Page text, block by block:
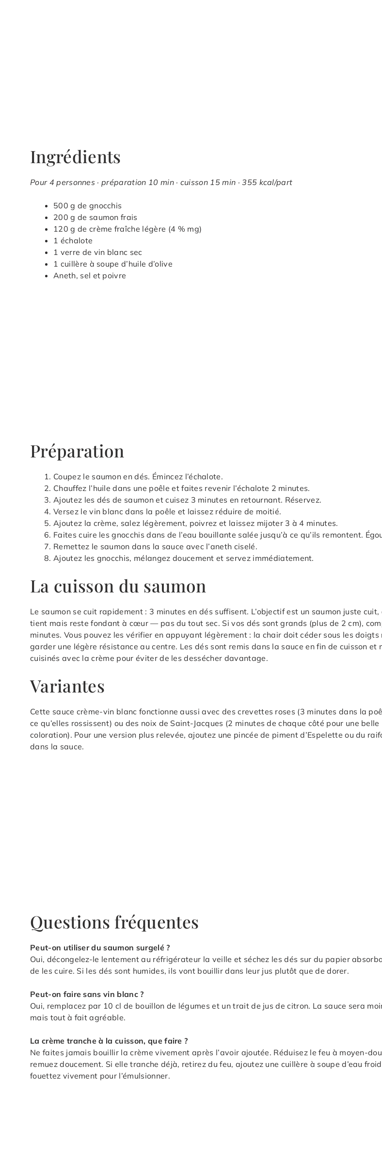
Ingrédients
Pour 4 personnes · préparation 10 min · cuisson 15 min · 355 kcal/part
500 g de gnocchis
200 g de saumon frais
120 g de crème fraîche légère (4 % mg)
1 échalote
1 verre de vin blanc sec
1 cuillère à soupe d’huile d’olive
Aneth, sel et poivre
Préparation
Coupez le saumon en dés. Émincez l’échalote.
Chauffez l’huile dans une poêle et faites revenir l’échalote 2 minutes.
Ajoutez les dés de saumon et cuisez 3 minutes en retournant. Réservez.
Versez le vin blanc dans la poêle et laissez réduire de moitié.
Ajoutez la crème, salez légèrement, poivrez et laissez mijoter 3 à 4 minutes.
Faites cuire les gnocchis dans de l’eau bouillante salée jusqu’à ce qu’ils remontent.
Remettez le saumon dans la sauce avec l’aneth ciselé.
Ajoutez les gnocchis, mélangez doucement et servez immédiatement.
La cuisson du saumon
Le saumon se cuit rapidement : 3 minutes en dés suffisent. L’objectif est un saumon juste cuit,
tient mais reste fondant à cœur — pas du tout sec. Si vos dés sont grands (plus de 2 cm),
minutes. Vous pouvez les vérifier en appuyant légèrement : la chair doit céder sous les doigts
garder une légère résistance au centre. Les dés sont remis dans la sauce en fin de cuisson et
cuisinés avec la crème pour éviter de les dessécher davantage.
Variantes
Cette sauce crème-vin blanc fonctionne aussi avec des crevettes roses (3 minutes dans la
ce qu’elles rossissent) ou des noix de Saint-Jacques (2 minutes de chaque côté pour une belle
coloration). Pour une version plus relevée, ajoutez une pincée de piment d’Espelette ou du
dans la sauce.
Questions fréquentes
Peut-on utiliser du saumon surgelé ?
Oui, décongelez-le lentement au réfrigérateur la veille et séchez les dés sur du papier
de les cuire. Si les dés sont humides, ils vont bouillir dans leur jus plutôt que de dorer.
Peut-on faire sans vin blanc ?
Oui, remplacez par 10 cl de bouillon de légumes et un trait de jus de citron. La sauce sera
mais tout à fait agréable.
La crème tranche à la cuisson, que faire ?
Ne faites jamais bouillir la crème vivement après l’avoir ajoutée. Réduisez le feu à moyen-
remuez doucement. Si elle tranche déjà, retirez du feu, ajoutez une cuillère à soupe d’eau
fouettez vivement pour l’émulsionner.